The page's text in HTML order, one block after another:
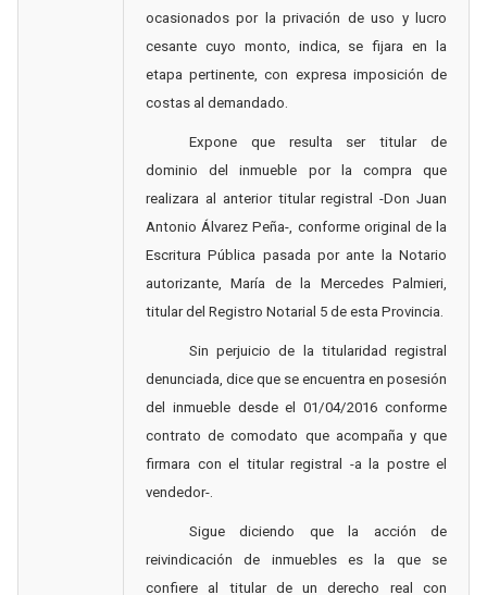
ocasionados por la privación de uso y lucro
cesante cuyo monto, indica, se fijara en la
etapa pertinente, con expresa imposición de
costas al demandado.
Expone que resulta ser titular de
dominio del inmueble por la compra que
realizara al anterior titular registral -Don Juan
Antonio Álvarez Peña-, conforme original de la
Escritura Pública pasada por ante la Notario
autorizante, María de la Mercedes Palmieri,
titular del Registro Notarial 5 de esta Provincia.
Sin perjuicio de la titularidad registral
denunciada, dice que se encuentra en posesión
del inmueble desde el 01/04/2016 conforme
contrato de comodato que acompaña y que
firmara con el titular registral -a la postre el
vendedor-.
Sigue diciendo que
la acción de
reivindicación de inmuebles es la que se
confiere al titular de un derecho real con